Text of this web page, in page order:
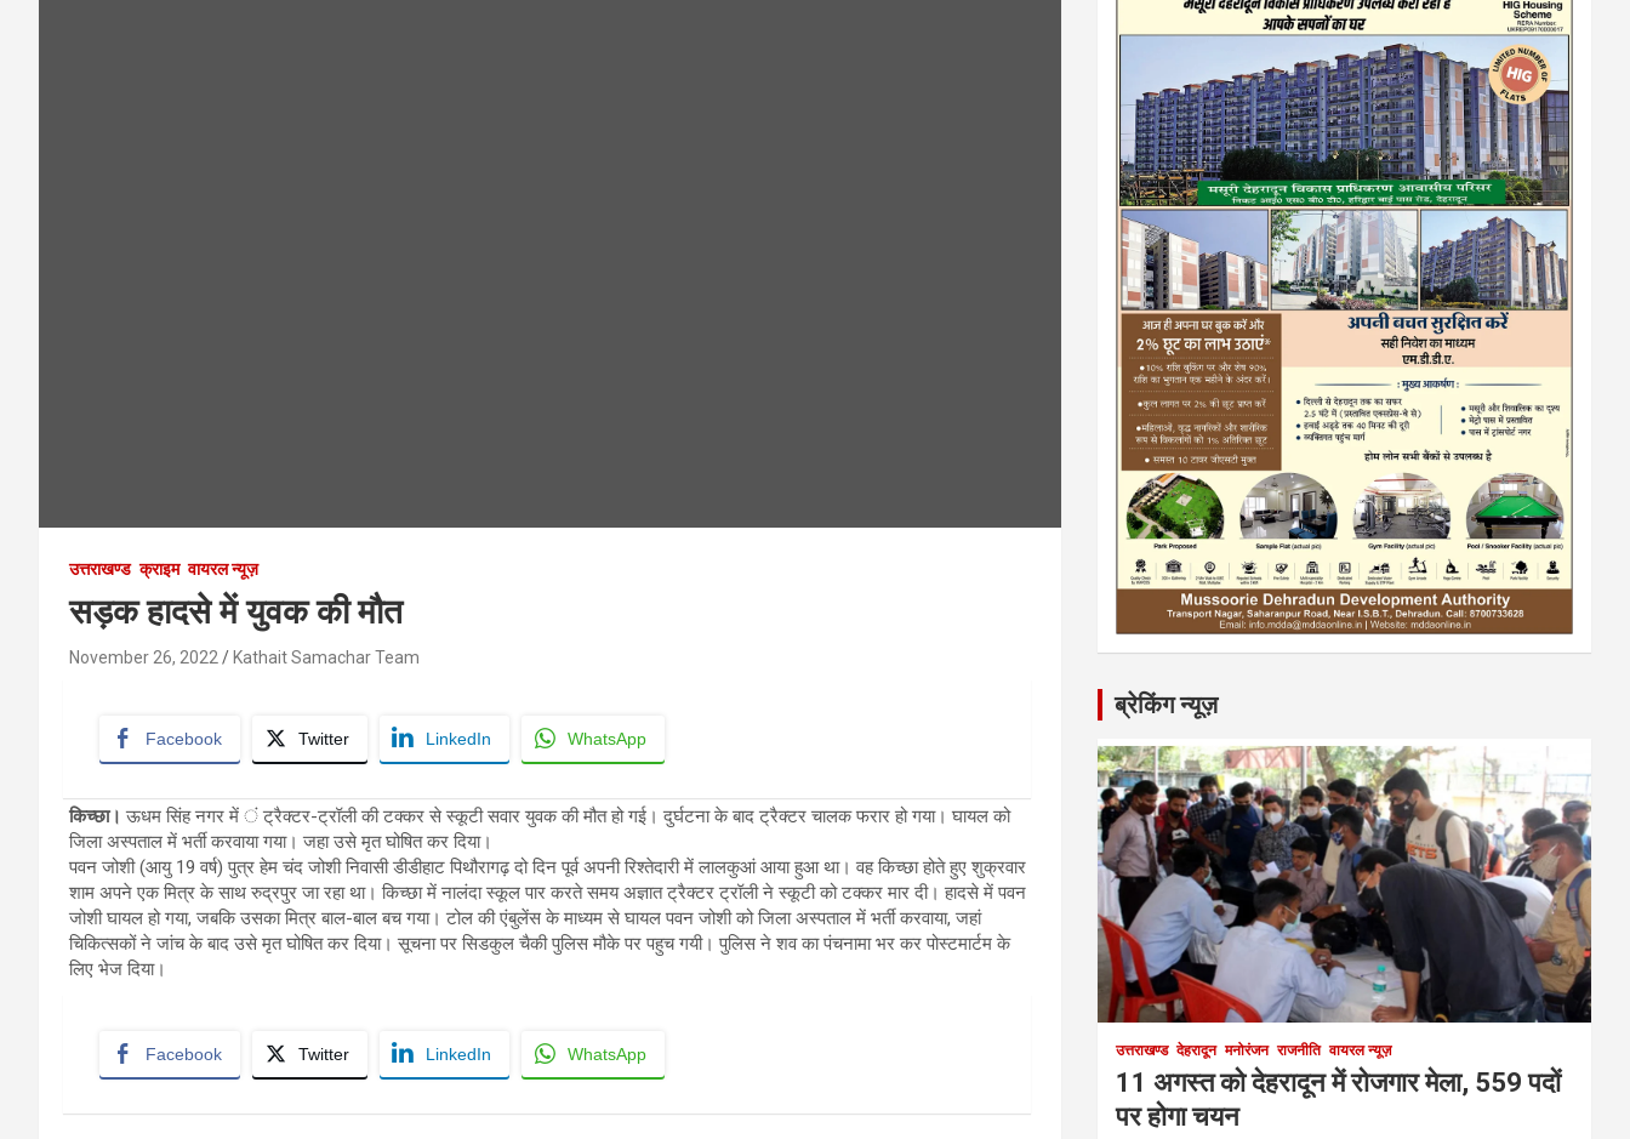
उत्तराखण्ड क्राइम वायरल न्यूज़
सड़क हादसे में युवक की मौत
November 26, 2022 Kathait Samachar Team
Facebook Twitter LinkedIn WhatsApp
किच्छा। ऊधम सिंह नगर में ं ट्रैक्टर-ट्रॉली की टक्कर से स्कूटी सवार युवक की मौत हो गई। दुर्घटना के बाद ट्रैक्टर चालक फरार हो गया। घायल को
जिला अस्पताल में भर्ती करवाया गया। जहा उसे मृत घोषित कर दिया।
पवन जोशी (आयु 19 वर्ष) पुत्र हेम चंद जोशी निवासी डीडीहाट पिथौरागढ़ दो दिन पूर्व अपनी रिश्तेदारी में लालकुआं आया हुआ था। वह किच्छा होते हुए शुक्रवार
शाम अपने एक मित्र के साथ रुद्रपुर जा रहा था। किच्छा में नालंदा स्कूल पार करते समय अज्ञात ट्रैक्टर ट्रॉली ने स्कूटी को टक्कर मार दी। हादसे में पवन
जोशी घायल हो गया, जबकि उसका मित्र बाल-बाल बच गया। टोल की एंबुलेंस के माध्यम से घायल पवन जोशी को जिला अस्पताल में भर्ती करवाया, जहां
चिकित्सकों ने जांच के बाद उसे मृत घोषित कर दिया। सूचना पर सिडकुल चैकी पुलिस मौके पर पहुच गयी। पुलिस ने शव का पंचनामा भर कर पोस्टमार्टम के
लिए भेज दिया।
Facebook Twitter LinkedIn WhatsApp
ब्रेकिंग न्यूज़
उत्तराखण्ड देहरादून मनोरंजन राजनीति वायरल न्यूज़
11 अगस्त को देहरादून में रोजगार मेला, 559 पदों
पर होगा चयन